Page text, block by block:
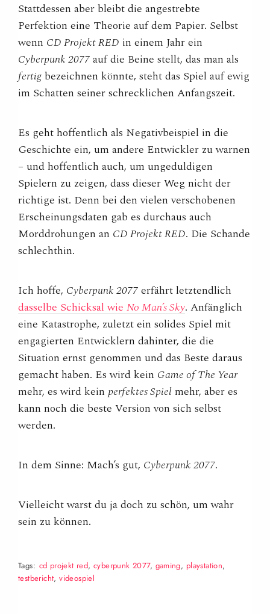
Stattdessen aber bleibt die angestrebte
Perfektion eine Theorie auf dem Papier. Selbst
wenn CD Projekt RED in einem Jahr ein
Cyberpunk 2077auf die Beine stellt, das man als
fertigbezeichnen könnte, steht das Spiel auf ewig
im Schatten seiner schrecklichen Anfangszeit.
Es geht hoffentlich als Negativbeispiel in die
Geschichte ein, um andere Entwickler zu warnen
– und hoffentlich auch, um ungeduldigen
Spielern zu zeigen, dass dieser Weg nicht der
richtige ist. Denn bei den vielen verschobenen
Erscheinungsdaten gab es durchaus auch
Morddrohungen an CD Projekt RED. Die Schande
schlechthin.
Ich hoffe, Cyberpunk 2077erfährt letztendlich
dasselbe Schicksal wie No Man’s Sky. Anfänglich
eine Katastrophe, zuletzt ein solides Spiel mit
engagierten Entwicklern dahinter, die die
Situation ernst genommen und das Beste daraus
gemacht haben. Es wird kein Game of The Year
mehr, es wird kein perfektes Spielmehr, aber es
kann noch die beste Version von sich selbst
werden.
In dem Sinne: Mach’s gut, Cyberpunk 2077.
Vielleicht warst du ja doch zu schön, um wahr
sein zu können.
Tags: cd projekt red,cyberpunk 2077, gaming, playstation,
testbericht,videospiel